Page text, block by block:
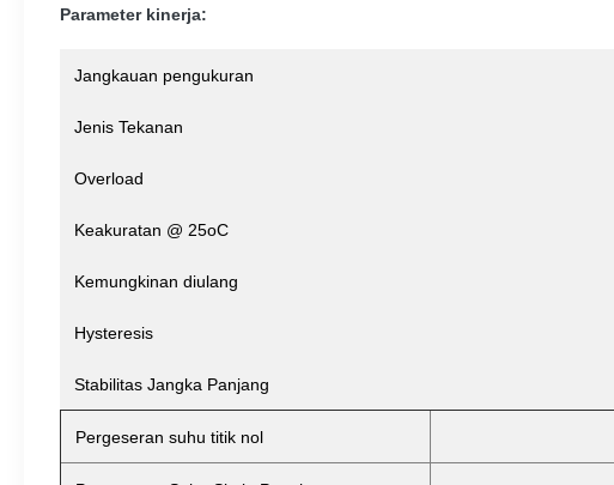
Parameter kinerja:
Jangkauan pengukuran
Jenis Tekanan
Overload
Keakuratan @ 25oC
Kemungkinan diulang
Hysteresis
Stabilitas Jangka Panjang
Pergeseran suhu titik nol